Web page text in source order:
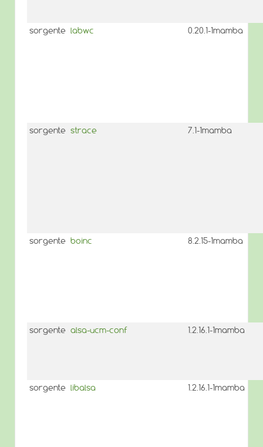
sorgente labwc 0.20.1-1mamba
sorgente strace 7.1-1mamba
sorgente boinc 8.2.15-1mamba
sorgente alsa-ucm-conf 1.2.16.1-1mamba
sorgente libalsa 1.2.16.1-1mamba